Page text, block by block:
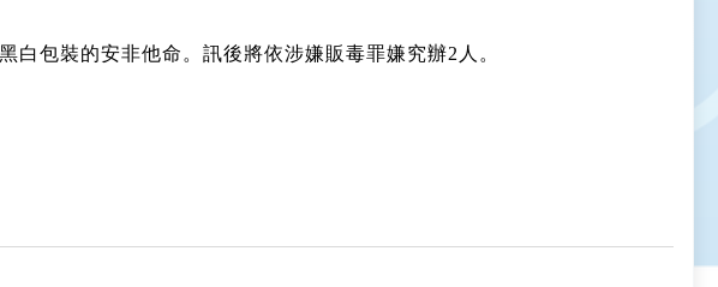
包裝的安非他命。訊後將依涉嫌販毒罪嫌究辦2人。